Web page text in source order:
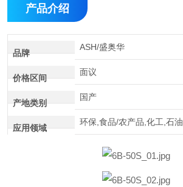
产品介绍
品牌
ASH/盛奥华
价格区间
面议
产地类别
国产
应用领域
环保,食品/农产品,化工,石油